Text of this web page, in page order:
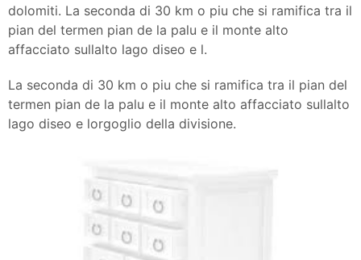
dolomiti. La seconda di 30 km o piu che si ramifica tra il
pian del termen pian de la palu e il monte alto
affacciato sullalto lago diseo e l.
La seconda di 30 km o piu che si ramifica tra il pian del
termen pian de la palu e il monte alto affacciato sullalto
lago diseo e lorgoglio della divisione.